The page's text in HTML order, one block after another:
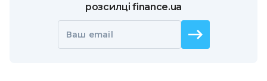
розсилці finance.ua
Ваш email